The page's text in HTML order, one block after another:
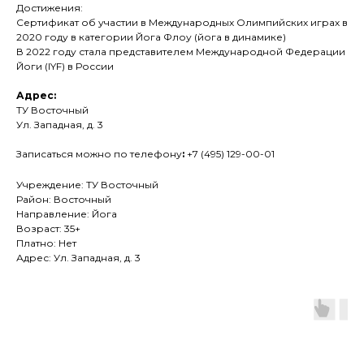
Достижения:
Сертификат об участии в Международных Олимпийских играх в
2020 году в категории Йога Флоу (йога в динамике)
В 2022 году стала представителем Международной Федерации
Йоги (IYF) в России
Адрес:
ТУ Восточный
Ул. Западная, д. 3
Записаться можно по телефону: +7 (495) 129-00-01
Учреждение: ТУ Восточный
Район: Восточный
Направление: Йога
Возраст: 35+
Платно: Нет
Адрес: Ул. Западная, д. 3